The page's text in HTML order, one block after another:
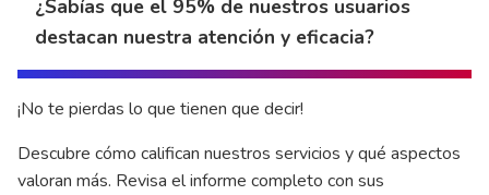
¿Sabías que el 95% de nuestros usuarios
destacan nuestra atención y eficacia?
¡No te pierdas lo que tienen que decir!
Descubre cómo califican nuestros servicios y qué aspectos
valoran más. Revisa el informe completo con sus